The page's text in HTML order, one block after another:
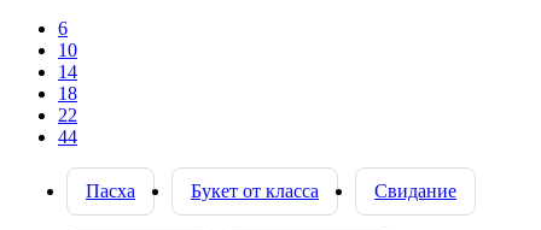
6
10
14
18
22
44
Пасха Букет от класса Свидание